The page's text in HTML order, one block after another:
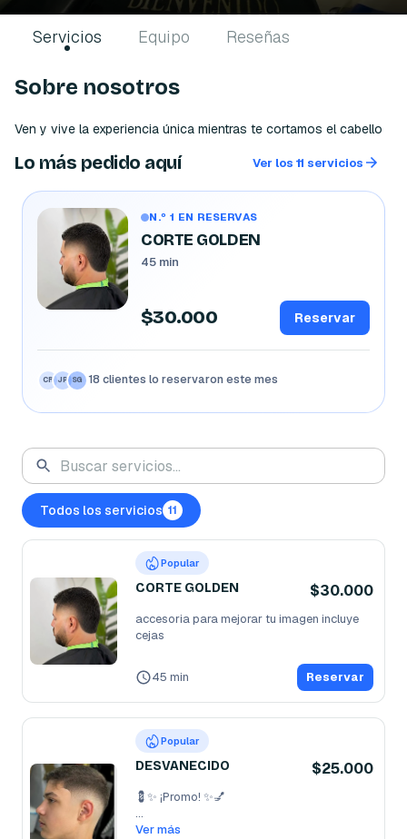
Servicios Equipo Reseñas
Sobre nosotros
Lo más pedido aquí Ver los 11 servicios
N.º 1 EN RESERVAS
CORTE GOLDEN
45 min
$30.000 Reservar
CR JP SG 18 clientes lo reservaron este mes
Todos los servicios 11
Popular
CORTE GOLDEN $30.000
accesoria para mejorar tu imagen incluye
cejas
45 min Reservar
Popular
DESVANECIDO $25.000
💈✨ ¡Promo! ✨💅
Corte + Uñas por solo $40.000 🔥
Ver más